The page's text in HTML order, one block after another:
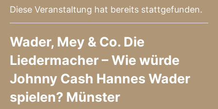
Diese Veranstaltung hat bereits stattgefunden.
Wader, Mey & Co. Die
Liedermacher – Wie würde
Johnny Cash Hannes Wader
spielen? Münster